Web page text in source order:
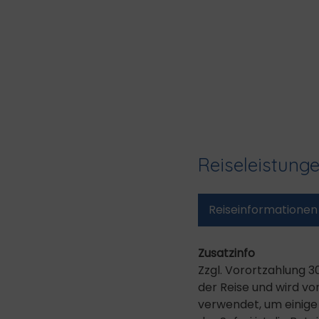
Reise­informationen
Zusatzinfo
Zzgl. Vorortzahlung
der Reise und wird
verwendet, um